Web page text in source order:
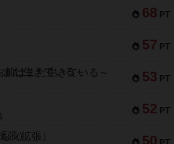
68 PT
57 PT
53 PT
はまだ生きている～
52 PT
50
（拡張）